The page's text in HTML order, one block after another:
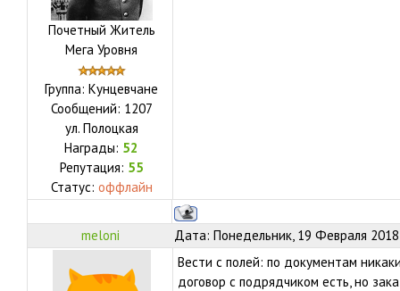
Почетный Житель
Мега Уровня
Группа: Кунцевчане
Сообщений: 1207
ул. Полоцкая
Награды: 52
Репутация: 55
Статус: оффлайн
meloni
Дата: Понедельник, 19 Февраля
Вести с полей: по документам
договор с подрядчиком есть, но